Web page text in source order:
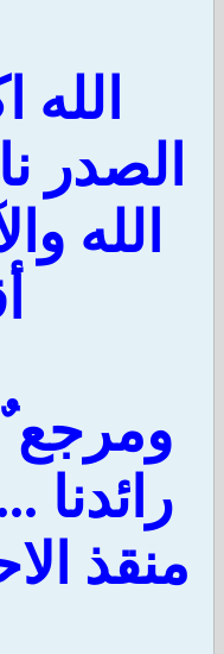
الصدر
الله
ومرجع
رائدنا
منقذ